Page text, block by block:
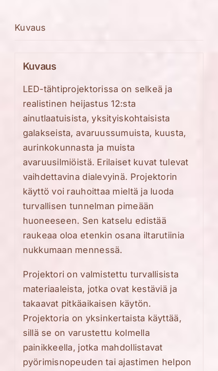
Kuvaus
Kuvaus
LED-tähtiprojektorissa on selkeä ja
realistinen heijastus 12:sta
ainutlaatuisista, yksityiskohtaisista
galakseista, avaruussumuista, kuusta,
aurinkokunnasta ja muista
avaruusilmiöistä. Erilaiset kuvat tulevat
vaihdettavina dialevyinä. Projektorin
käyttö voi rauhoittaa mieltä ja luoda
turvallisen tunnelman pimeään
huoneeseen. Sen katselu edistää
raukeaa oloa etenkin osana iltarutiinia
nukkumaan mennessä.
Projektori on valmistettu turvallisista
materiaaleista, jotka ovat kestäviä ja
takaavat pitkäaikaisen käytön.
Projektoria on yksinkertaista käyttää,
sillä se on varustettu kolmella
painikkeella, jotka mahdollistavat
pyörimisnopeuden tai ajastimen helpon